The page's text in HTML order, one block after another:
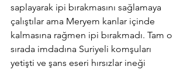
saplayarak ipi bırakmasını sağlamaya
çalıştılar ama Meryem kanlar içinde
kalmasına rağmen ipi bırakmadı. Tam o
sırada imdadına Suriyeli komşuları
yetişti ve şans eseri hırsızlar ineği